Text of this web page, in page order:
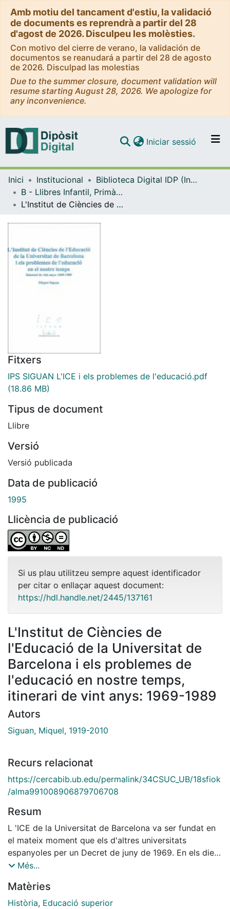
Amb motiu del tancament d'estiu, la validació
de documents es reprendrà a partir del 28
d'agost de 2026. Disculpeu les molèsties.
Con motivo del cierre de verano, la validación de
documentos se reanudará a partir del 28 de agosto
de 2026. Disculpad las molestias
Due to the summer closure, document validation will
resume starting August 28, 2026. We apologize for
any inconvenience.
Navega per tot el DD
Com publicar
Iniciar sessió (current)
Inici Institucional
Biblioteca Digital IDP (Institut de Desenvolupament Professional)
B - Llibres Infantil, Primària, Secundària i FP (IDP, Graó, Horsori)
L'Institut de Ciències de l'Educació de la Universitat de Barcelona i els problemes de l'educació en nostre temps, itinerari de vint anys: 1969-1989
Fitxers
IPS SIGUAN L'ICE i els problemes de l'educació.pdf
(18.86 MB)
Tipus de document
Llibre
Versió
Versió publicada
Data de publicació
1995
Llicència de publicació
Si us plau utilitzeu sempre aquest identificador
per citar o enllaçar aquest document:
https://hdl.handle.net/2445/137161
L'Institut de Ciències de
l'Educació de la Universitat de
Barcelona i els problemes de
l'educació en nostre temps,
itinerari de vint anys: 1969-1989
Autors
Siguan, Miquel, 1919-2010
Recurs relacionat
https://cercabib.ub.edu/permalink/34CSUC_UB/18sfiok
/alma991008906879706708
Resum
L 'ICE de la Universitat de Barcelona va ser fundat en
el mateix moment que els d'altres universitats
espanyoles per un Decret de juny de 1969. En els dies
de la seva fundació s'acabava de publicar el Llibre
una reforma educativa i s'estava preparant la Llei que
havia de fer-la efectiva. I justament es creaven els ICE
Més...
Matèries
Història, Educació superior